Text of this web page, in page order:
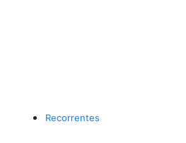
Recorrentes